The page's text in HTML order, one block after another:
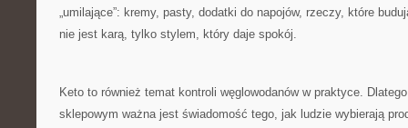
„umilające”: kremy, pasty, dodatki do napojów, rzeczy, które
nie jest karą, tylko stylem, który daje spokój.
Keto to również temat kontroli węglowodanów w praktyce.
sklepowym ważna jest świadomość tego, jak ludzie wybierają